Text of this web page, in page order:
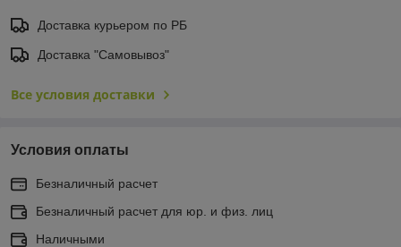
Доставка курьером по РБ
Доставка "Самовывоз"
Все условия доставки
Условия оплаты
Безналичный расчет
Безналичный расчет для юр. и физ. лиц
Наличными